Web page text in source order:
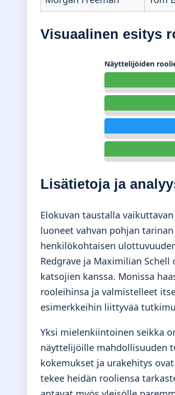
Visuaalinen esitys
Näyttelijöiden
Lisätietoja ja
Elokuvan taustalla
luoneet vahvan pohjan
henkilökohtaisen
Redgrave ja Maximilian
katsojien kanssa. Monissa
rooleihinsa ja valmistelleet
esimerkkeihin liittyvää
Yksi mielenkiintoinen seikka
näyttelijöille mahdollisuuden
kokemukset ja urakehitys
tekee heidän rooliensa